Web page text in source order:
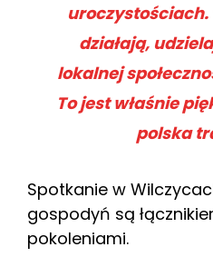
działają,
lokalnej
To jest właśnie
polska
Spotkanie w
gospodyń są
pokoleniami.